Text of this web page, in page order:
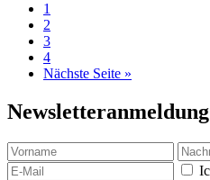
1
2
3
4
Nächste Seite »
Newsletteranmeldung